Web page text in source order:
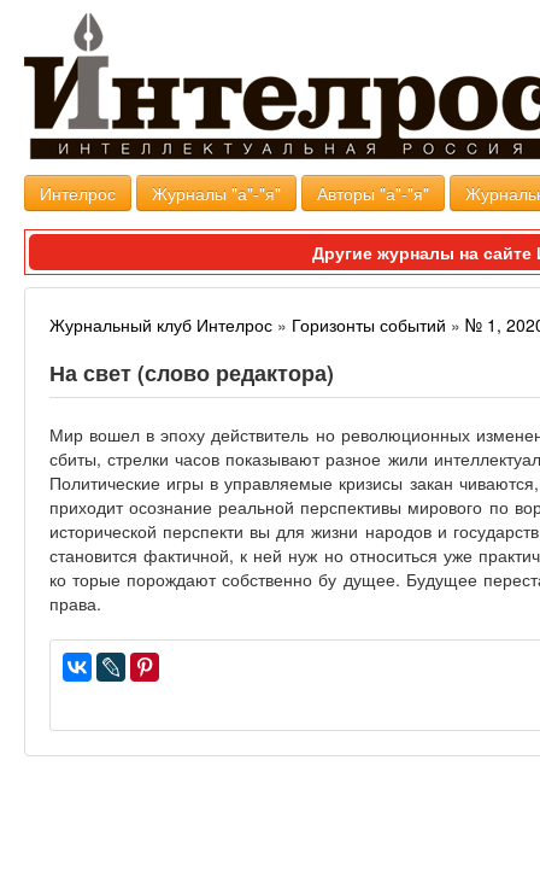
Интелрос Журналы "а"-"я" Авторы "а"-"я"
Другие журналы на
Журнальный клуб Интелрос » Горизонты событий » № 1,
На свет (слово редактора)
Мир вошел в эпоху действитель­ но революционных
сбиты, стрелки часов показывают разное жили
Политические игры в управляемые кризисы закан­
приходит осознание реальной перспективы мирового по­
исторической перспекти­ вы для жизни народов и
становится фактичной, к ней нуж­ но относиться уже
ко­ торые порождают собственно бу­ дущее. Будущее
права.